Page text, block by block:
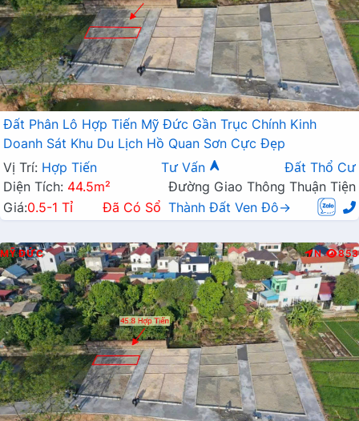
Đất Phân Lô Hợp Tiến Mỹ Đức Gần Trục Chính Kinh
Doanh Sát Khu Du Lịch Hồ Quan Sơn Cực Đẹp
Vị Trí: Hợp Tiến Tư Vấn
Đất Thổ Cư
Diện Tích: 44.5m²
Đường Giao Thông Thuận Tiện
Giá:0.5-1 Tỉ Đã Có Sổ Thành Đất Ven Đô→
MỸ ĐỨC N 853